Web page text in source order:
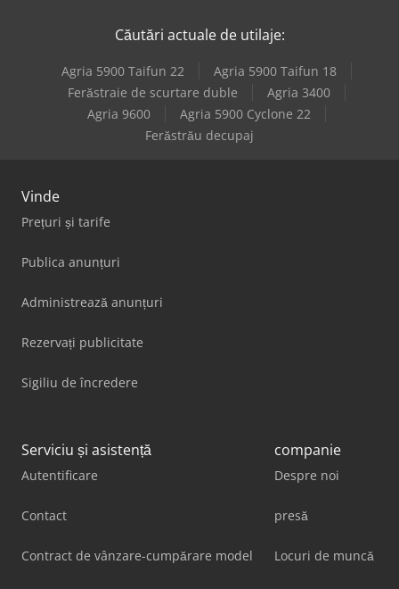
Căutări actuale de utilaje:
Agria 5900 Taifun 22
Agria 5900 Taifun 18
Ferăstraie de scurtare duble
Agria 3400
Agria 9600
Agria 5900 Cyclone 22
Ferăstrău decupaj
Vinde
Prețuri și tarife
Publica anunțuri
Administrează anunțuri
Rezervați publicitate
Sigiliu de încredere
Serviciu și asistență
Autentificare
Contact
Contract de vânzare-cumpărare model
companie
Despre noi
presă
Locuri de muncă